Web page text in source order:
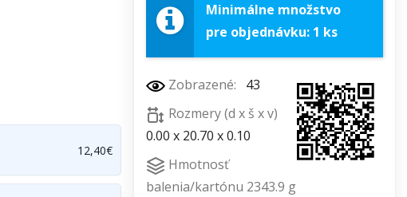
12,40€
Minimálne množstvo
pre objednávku: 1 ks
Zobrazené:
43
Rozmery (d x š x v)
0.00 x 20.70 x 0.10
Hmotnosť
balenia/kartónu 2343.9 g